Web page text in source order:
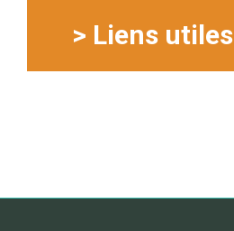
> Liens utiles